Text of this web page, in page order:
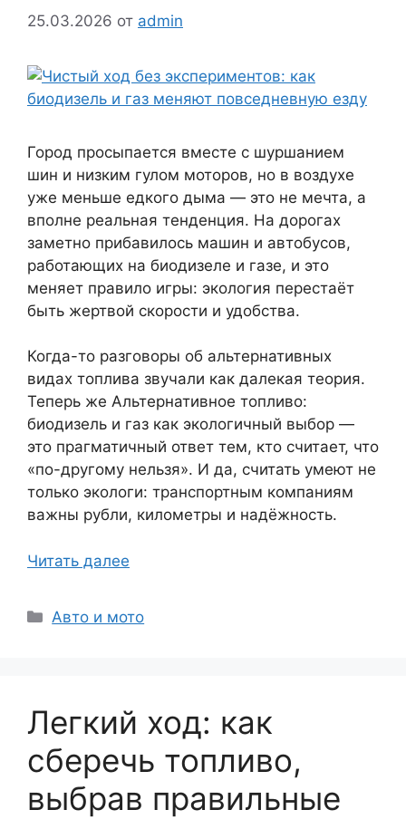
25.03.2026 от admin
Город просыпается вместе с шуршанием
шин и низким гулом моторов, но в воздухе
уже меньше едкого дыма — это не мечта, а
вполне реальная тенденция. На дорогах
заметно прибавилось машин и автобусов,
работающих на биодизеле и газе, и это
меняет правило игры: экология перестаёт
быть жертвой скорости и удобства.
Когда-то разговоры об альтернативных
видах топлива звучали как далекая теория.
Теперь же Альтернативное топливо:
биодизель и газ как экологичный выбор —
это прагматичный ответ тем, кто считает, что
«по-другому нельзя». И да, считать умеют не
только экологи: транспортным компаниям
важны рубли, километры и надёжность.
Читать далее
Рубрики
Авто и мото
Легкий ход: как
сберечь топливо,
выбрав правильные